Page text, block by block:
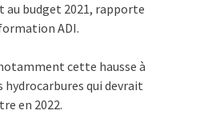
au budget 2021, rapporte
ADI.
cette hausse à
hydrocarbures qui devrait
en 2022.